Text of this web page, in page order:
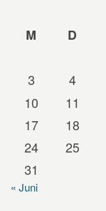
M
D
3
4
10
11
17
18
24
25
31
« Juni